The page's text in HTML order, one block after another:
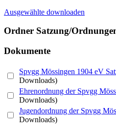
Ausgewählte downloaden
Ordner Satzung/
Dokumente
Spvgg Mössingen 1904 eV
Downloads)
Ehrenordnung der Spvgg
Downloads)
Jugendordnung der Spvgg
Downloads)